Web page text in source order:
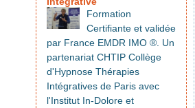
Formation
Certifiante et validée
par France EMDR IMO ®. Un
partenariat CHTIP Collège
d'Hypnose Thérapies
Intégratives de Paris avec
l'Institut In-Dolore et